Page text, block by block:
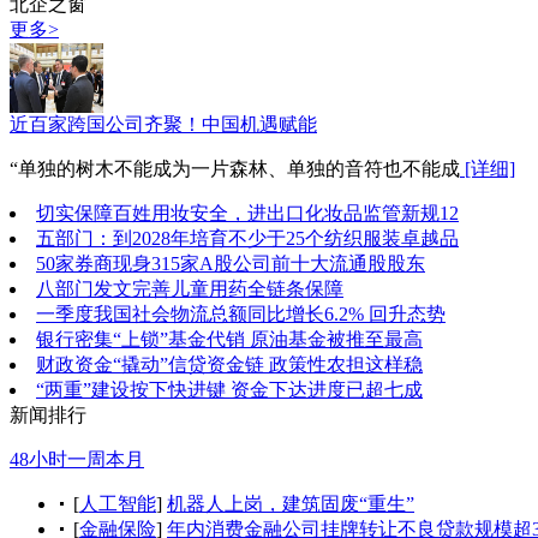
更多>
近百家跨国公司齐聚！中国机遇赋能
“单独的树木不能成为一片森林、单独的音符也不能成 [详细]
切实保障百姓用妆安全，进出口化妆品监管新规12
五部门：到2028年培育不少于25个纺织服装卓越品
50家券商现身315家A股公司前十大流通股股东
八部门发文完善儿童用药全链条保障
一季度我国社会物流总额同比增长6.2% 回升态势
银行密集“上锁”基金代销 原油基金被推至最高
财政资金“撬动”信贷资金链 政策性农担这样稳
“两重”建设按下快进键 资金下达进度已超七成
新闻排行
48小时一周本月
[人工智能] 机器人上岗，建筑固废“重生”
[金融保险] 年内消费金融公司挂牌转让不良贷款规模超